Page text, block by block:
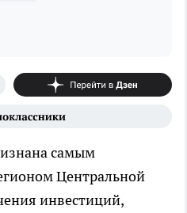
самым
Центральной
инвестиций,